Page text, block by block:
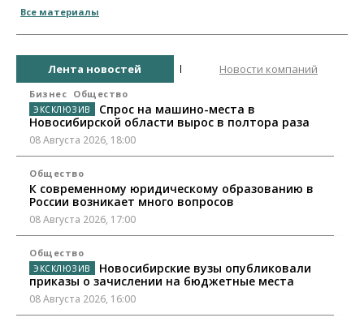
Все материалы
Лента новостей Новости компаний
Бизнес Общество
Спрос на машино-места в
Новосибирской области вырос в полтора раза
08 Августа 2026, 18:00
Общество
К современному юридическому образованию в
России возникает много вопросов
08 Августа 2026, 17:00
Общество
Новосибирские вузы опубликовали
приказы о зачислении на бюджетные места
08 Августа 2026, 16:00